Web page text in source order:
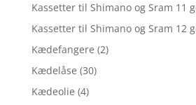
Kassetter til Shimano og Sram 11
Kassetter til Shimano og Sram 12
Kædefangere (2)
Kædelåse (30)
Kædeolie (4)